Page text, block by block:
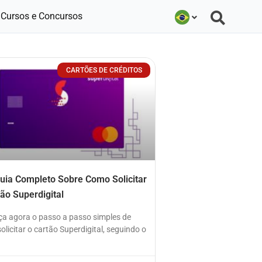
Cursos e Concursos
CARTÕES DE CRÉDITOS
Completo Sobre Como Solicitar
Superdigital
agora o passo a passo simples de
o cartão Superdigital, seguindo o